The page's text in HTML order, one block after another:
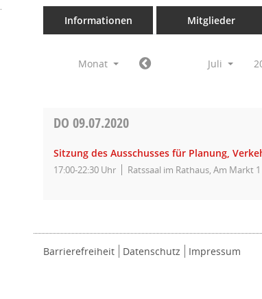
Informationen Mitglieder
Monat Juli
DO09.07.2020
Sitzung des Ausschusses für Planung,
17:00-22:30 Uhr Ratssaal im Rathaus, Am Markt 1
Barrierefreiheit Datenschutz Impressum